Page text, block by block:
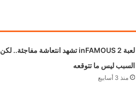
لعبة inFAMOUS 2 تشهد انتعاشة مفاجئة.. لكن
السبب ليس ما تتوقعه
منذ 3 أسابيع